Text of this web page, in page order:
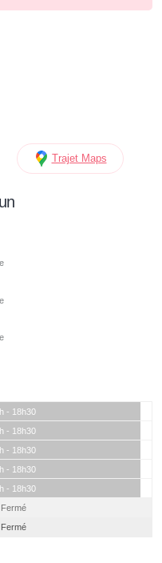
Trajet Maps
- 18h30
- 18h30
- 18h30
- 18h30
- 18h30
Fermé
Fermé